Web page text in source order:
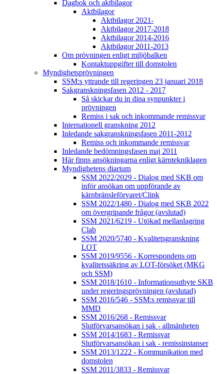
Dagbok och aktbilagor
Aktbilagor
Aktbilagor 2021-
Aktbilagor 2017-2018
Aktbilagor 2014-2016
Aktbilagor 2011-2013
Om prövningen enligt miljöbalken
Kontaktuppgifter till domstolen
Myndighetsprövningen
SSM:s yttrande till regeringen 23 januari 2018
Sakgranskningsfasen 2012 - 2017
Så skickar du in dina synpunkter i
prövningen
Remiss i sak och inkommande remissvar
Internationell granskning 2012
Inledande sakgranskningsfasen 2011-2012
Remiss och inkommande remissvar
Inledande bedömningsfasen maj 2011
Här finns ansökningarna enligt kärntekniklagen
Myndighetens diarium
SSM 2022/2029 - Dialog med SKB om
inför ansökan om uppförande av
kärnbränsleförvaret/Clink
SSM 2022/1480 - Dialog med SKB 2022
om övergripande frågor (avslutad)
SSM 2021/6219 - Utökad mellanlagring
Clab
SSM 2020/5740 - Kvalitetsgranskning
LOT
SSM 2019/9556 - Korrespondens om
kvalitetssäkring av LOT-försöket (MKG
och SSM)
SSM 2018/1610 - Informationsutbyte SKB
under regeringsprövningen (avslutad)
SSM 2016/546 - SSM:s remissvar till
MMD
SSM 2016/268 - Remissvar
Slutförvarsansökan i sak - allmänheten
SSM 2014/1683 - Remissvar
Slutförvarsansökan i sak - remissinstanser
SSM 2013/1222 - Kommunikation med
domstolen
SSM 2011/3833 - Remissvar